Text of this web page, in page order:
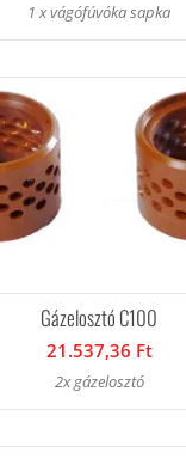
1 x vágófúvóka sapka
Gázelosztó C100
21.537,36 Ft
2x gázelosztó